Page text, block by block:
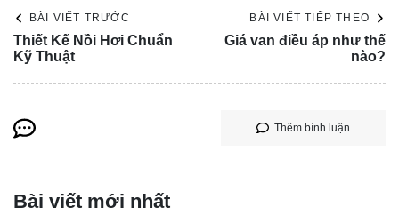
BÀI VIẾT TRƯỚC
Thiết Kế Nồi Hơi Chuẩn
Kỹ Thuật
BÀI VIẾT TIẾP THEO
Giá van điều áp như thế
nào?
Thêm bình luận
Bài viết mới nhất